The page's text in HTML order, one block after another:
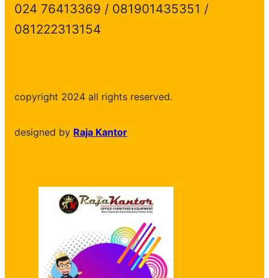
024 76413369 / 081901435351 /
081222313154
copyright 2024 all rights reserved.
designed by Raja Kantor